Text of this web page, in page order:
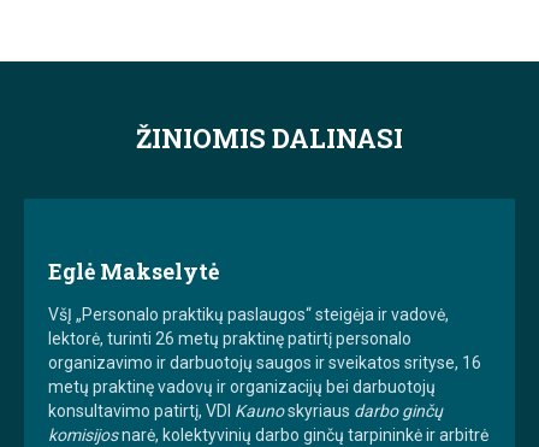
ŽINIOMIS DALINASI
Eglė Makselytė
VšĮ „Personalo praktikų paslaugos“ steigėja ir vadovė,
lektorė, turinti 26 metų praktinę patirtį personalo
organizavimo ir darbuotojų saugos ir sveikatos srityse, 16
metų praktinę vadovų ir organizacijų bei darbuotojų
konsultavimo patirtį, VDI Kaunoskyriaus darbo ginčų
komisijosnarė, kolektyvinių darbo ginčų tarpininkė ir arbitrė